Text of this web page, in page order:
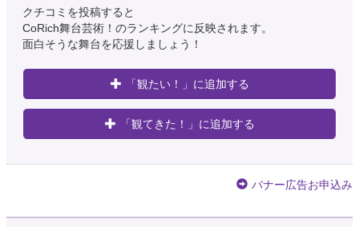
クチコミを投稿すると
CoRich舞台芸術！のランキングに反映されます。
面白そうな舞台を応援しましょう！
「観たい！」に追加する
「観てきた！」に追加する
バナー広告お申込み